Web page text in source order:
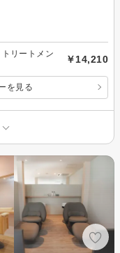
リートメン
￥14,210
を見る